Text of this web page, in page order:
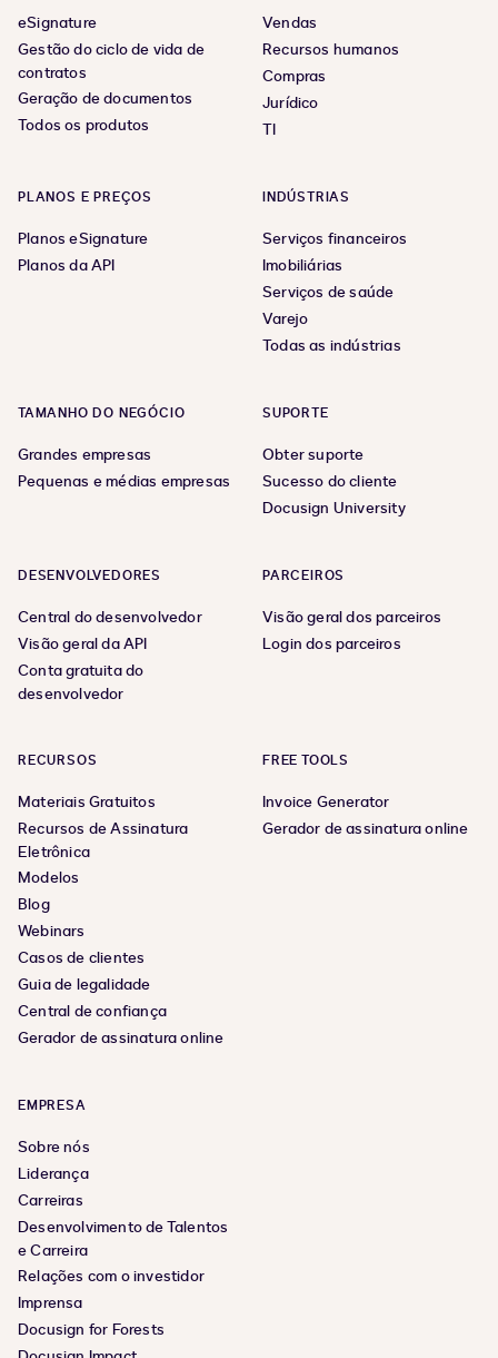
eSignature
Gestão do ciclo de vida de
contratos
Geração de documentos
Todos os produtos
Vendas
Recursos humanos
Compras
Jurídico
TI
PLANOS E PREÇOS
Planos eSignature
Planos da API
INDÚSTRIAS
Serviços financeiros
Imobiliárias
Serviços de saúde
Varejo
Todas as indústrias
TAMANHO DO NEGÓCIO
Grandes empresas
Pequenas e médias empresas
SUPORTE
Obter suporte
Sucesso do cliente
Docusign University
DESENVOLVEDORES
Central do desenvolvedor
Visão geral da API
Conta gratuita do
desenvolvedor
PARCEIROS
Visão geral dos parceiros
Login dos parceiros
RECURSOS
Materiais Gratuitos
Recursos de Assinatura
Eletrônica
Modelos
Blog
Webinars
Casos de clientes
Guia de legalidade
Central de confiança
Gerador de assinatura online
FREE TOOLS
Invoice Generator
Gerador de assinatura online
EMPRESA
Sobre nós
Liderança
Carreiras
Desenvolvimento de Talentos
e Carreira
Relações com o investidor
Imprensa
Docusign for Forests